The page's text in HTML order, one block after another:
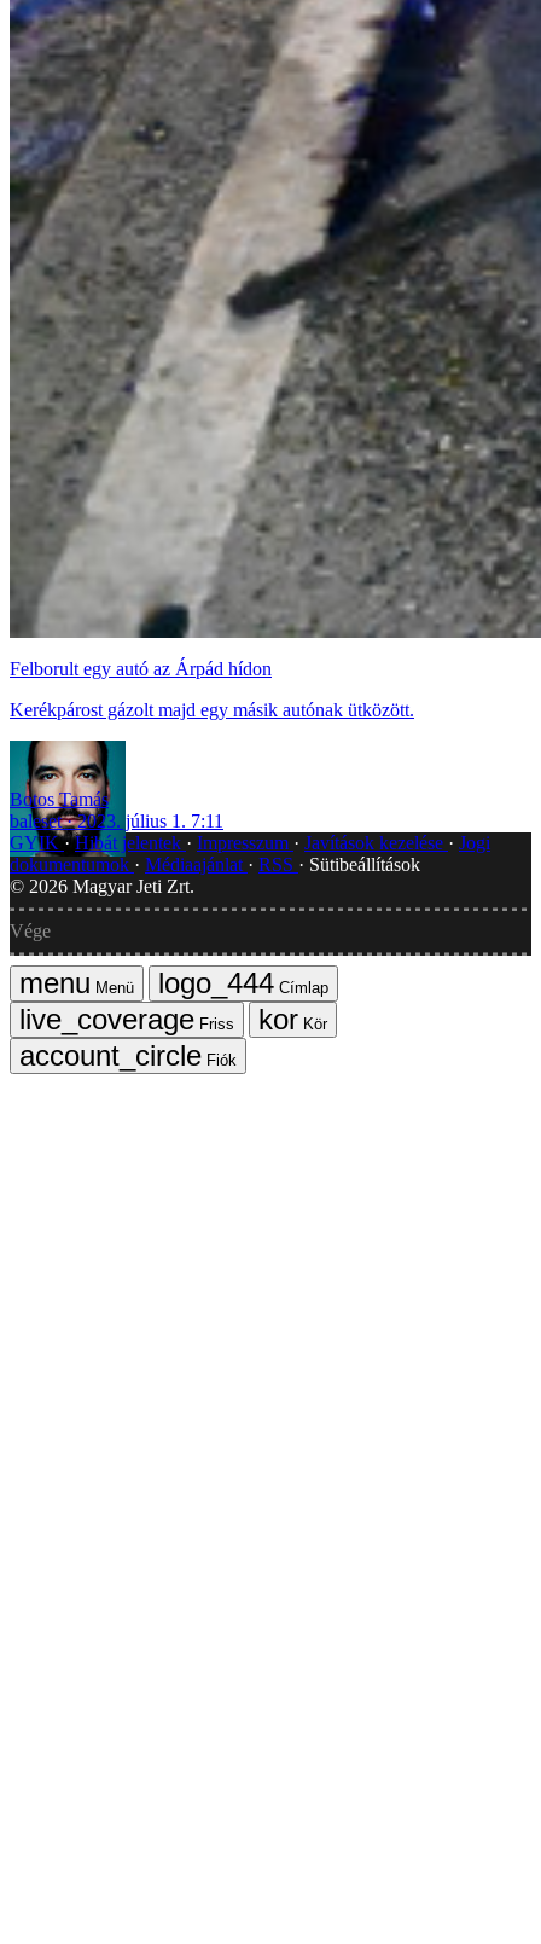
Felborult egy autó az Árpád hídon
Kerékpárost gázolt majd egy másik autónak ütközött.
Botos Tamás
baleset
2023. július 1. 7:11
GYIK Hibát jelentek Impresszum Javítások kezelése
Jogi
dokumentumok
Médiaajánlat RSS
Sütibeállítások
© 2026 Magyar Jeti Zrt.
Vége
Menü
Címlap
Friss
Kör
Fiók